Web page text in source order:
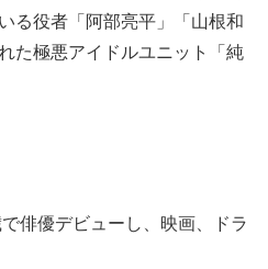
る役者「阿部亮平」「山根和
た極悪アイドルユニット「純
俳優デビューし、映画、ドラ